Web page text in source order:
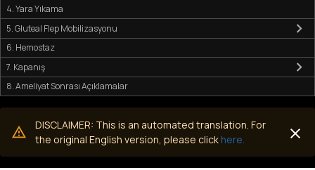
4. Yara Yıkama
5. Gluteal Flep Mobilizasyonu
6. Hemostaz
7. Kapanış
8. Ameliyat Sonrası Açıklamalar
DISCLAIMER: This is an automated translation. For
the original English version, please click here.